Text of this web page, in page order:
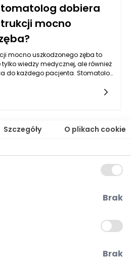
dobiera
mocno
mocno uszkodzonego zęba to
wiedzy medycznej, ale również
do każdego pacjenta. Stomatolog
zarówno stanu zdrowia
i funkcjonalnych. W
przybliżyć, w jaki sposób
pod uwagę różnorodne czynniki.
Szczegóły O plikach cookie
Brak
Brak